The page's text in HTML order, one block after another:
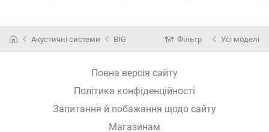
Акустичні системи BIG Фільтр Усі моделі
Повна версія сайту
Політика конфіденційності
Запитання й побажання щодо сайту
Магазинам